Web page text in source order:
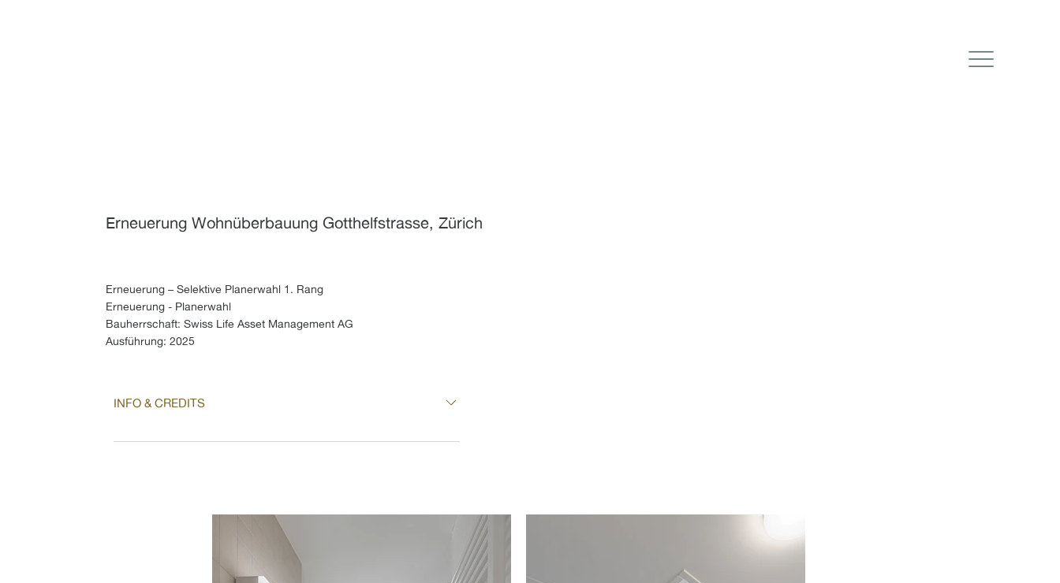
Erneuerung Wohnüberbauung Gotthelfstrasse, Zürich
Erneuerung – Selektive Planerwahl 1. Rang
Erneuerung - Planerwahl
Bauherrschaft: Swiss Life Asset Management AG
Ausführung: 2025
INFO & CREDITS
Projekt: Erneuerung Wohnüberbauung Gotthelfstrasse
Partner AG. Zürich Fachplaner Statik: Marti +
Dietschweiler AG Fachplaner Elektrotechnik: WKS
Partner AG, Schaffhausen Fachplaner Haustechnik: rt
haustechnik GmbH, Bülach Fachplaner Lüftung: rt